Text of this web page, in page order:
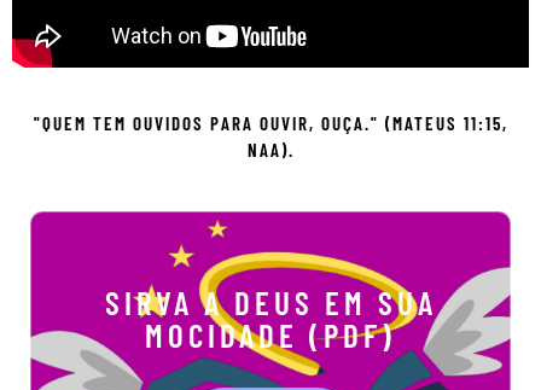
"QUEM TEM OUVIDOS PARA OUVIR, OUÇA." (MATEUS 11:15,
NAA).
SIRVA A DEUS EM SUA
MOCIDADE (PDF)